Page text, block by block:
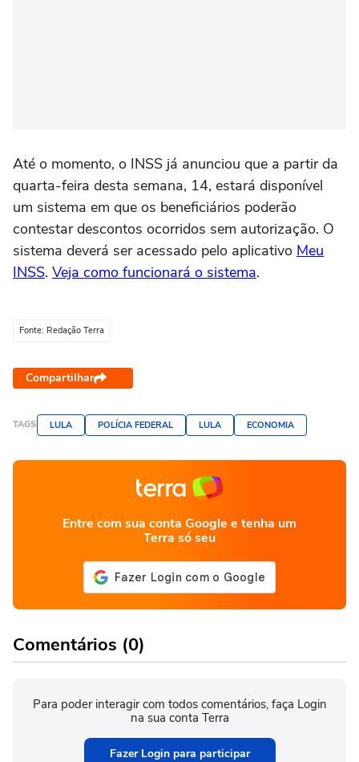
Até o momento, o INSS já anunciou que a partir da
quarta-feira desta semana, 14, estará disponível
um sistema em que os beneficiários poderão
contestar descontos ocorridos sem autorização. O
sistema deverá ser acessado pelo aplicativo Meu
INSS. Veja como funcionará o sistema.
Fonte: Redação Terra
Compartilhar
TAGS LULA POLÍCIA FEDERAL LULA ECONOMIA
Entre com sua conta Google e tenha um
Terra só seu
Comentários (0)
Para poder interagir com todos comentários, faça Login
na sua conta Terra
Fazer Login para participar